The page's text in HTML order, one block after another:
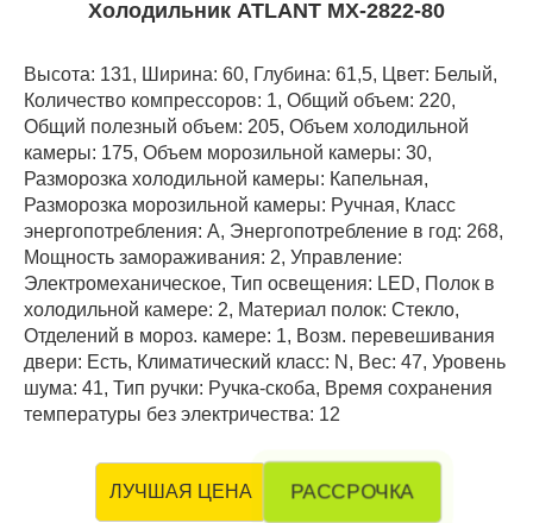
Холодильник ATLANT МХ-2822-80
Высота: 131, Ширина: 60, Глубина: 61,5, Цвет: Белый,
Количество компрессоров: 1, Общий объем: 220,
Общий полезный объем: 205, Объем холодильной
камеры: 175, Объем морозильной камеры: 30,
Разморозка холодильной камеры: Капельная,
Разморозка морозильной камеры: Ручная, Класс
энергопотребления: А, Энергопотребление в год: 268,
Мощность замораживания: 2, Управление:
Электромеханическое, Тип освещения: LED, Полок в
холодильной камере: 2, Материал полок: Стекло,
Отделений в мороз. камере: 1, Возм. перевешивания
двери: Есть, Климатический класс: N, Вес: 47, Уровень
шума: 41, Тип ручки: Ручка-скоба, Время сохранения
температуры без электричества: 12
ЛУЧШАЯ ЦЕНА РАССРОЧКА